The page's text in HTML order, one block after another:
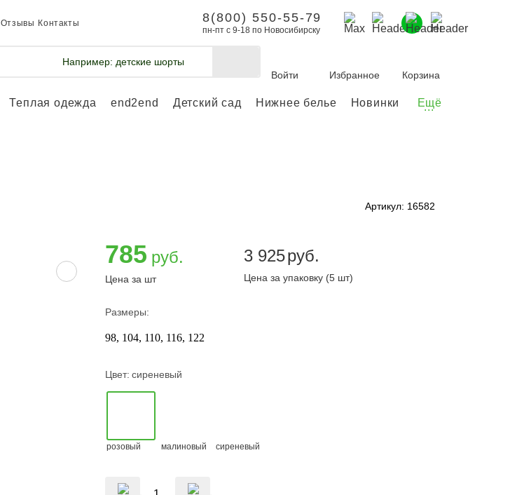
Отзывы Контакты 8(800) 550-55-79
пн-пт с 9-18 по Новосибирску
Например: детские шорты
Войти
Избранное Корзина
Теплая одежда end2end Детский сад Нижнее белье Новинки Ещё
...
Артикул: 16582
785 руб.
Цена за шт
3 925руб.
Цена за упаковку (5 шт)
Размеры:
98 104 110 116 122
Цвет: сиреневый
розовый малиновый сиреневый